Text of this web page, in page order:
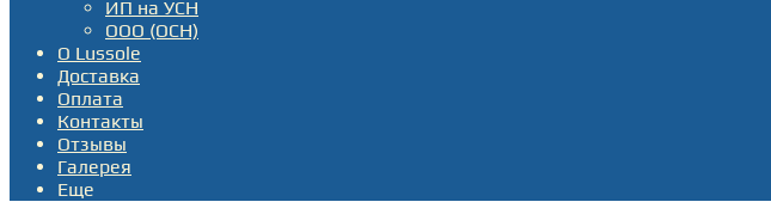
ИП на УСН
ООО (ОСН)
О Lussole
Доставка
Оплата
Контакты
Отзывы
Галерея
Еще